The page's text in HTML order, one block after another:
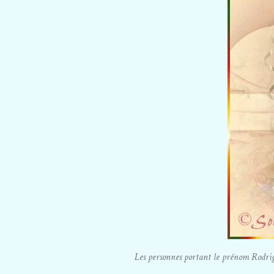
Les personnes portant le prénom